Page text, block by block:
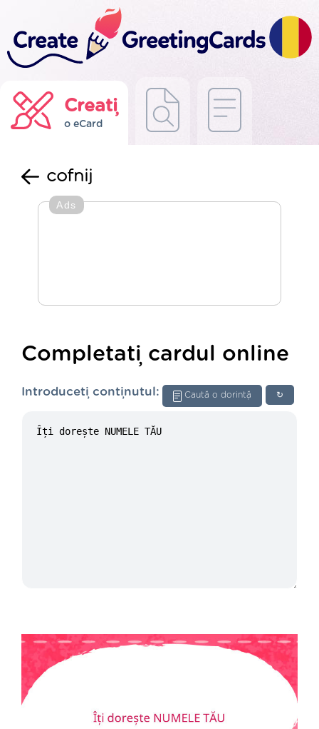
Creați
o eCard
cofnij
Ads
Completați cardul online
↻
Caută o dorință
Introduceți conținutul: